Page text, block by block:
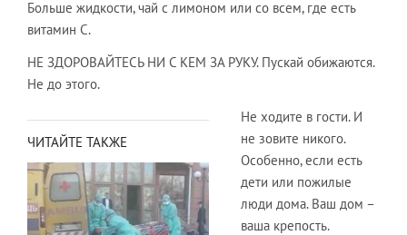
Больше жидкости, чай с лимоном или со всем, где есть
витамин С.
НЕ ЗДОРОВАЙТЕСЬ НИ С КЕМ ЗА РУКУ. Пускай обижаются.
Не до этого.
ЧИТАЙТЕ ТАКЖЕ
Не ходите в гости. И
не зовите никого.
Особенно, если есть
дети или пожилые
люди дома. Ваш дом –
ваша крепость.